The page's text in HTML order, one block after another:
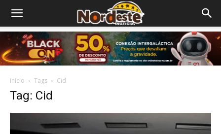
Início Tags Cid
Tag: Cid